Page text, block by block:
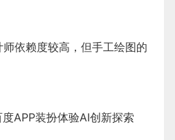
依赖度较高，但手工绘图的